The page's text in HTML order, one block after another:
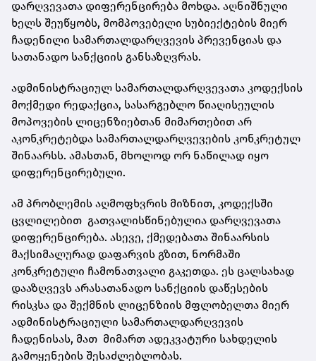
დარღვევათა დიფერენცირება მოხდა. აღნიშნული
ხელს შეუწყობს, მომპოვებელი სუბიექტების მიერ
ჩადენილი სამართალდარღვევის პრევენციას და
სათანადო სანქციის განსაზღვრას.
ადმინისტრაციულ სამართალდარღვევათა კოდექსის
მოქმედი რედაქცია, სასარგებლო წიაღისეულის
მოპოვების ლიცენზიებთან მიმართებით არ
აკონკრეტებდა სამართალდარღვევების კონკრეტულ
შინაარსს. ამასთან, მხოლოდ ორ ნაწილად იყო
დიფერენცირებული.
ამ პრობლემის აღმოფხვრის მიზნით, კოდექსში
ცვლილებით გათვალისწინებულია დარღვევათა
დიფერენცირება. ასევე, ქმედებათა შინაარსის
მაქსიმალურად დაფარვის გზით, ნორმაში
კონკრეტული ჩამონათვალი გაკეთდა. ეს ცალსახად
დააზღვევს არასათანადო სანქციის დაწესების
რისკსა და შექმნის ლიცენზიის მფლობელთა მიერ
ადმინისტრაციული სამართალდარღვევის
ჩადენისას, მათ მიმართ ადეკვატური სახდელის
გამოყენების შესაძლებლობას.